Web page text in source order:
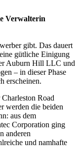
Verwalterin
gibt. Das dauert
gütliche Einigung
Auburn Hill LLC und
– in dieser Phase
erscheinen.
Road
werden die beiden
aus dem
Corporation ging
anderen
und namhafte